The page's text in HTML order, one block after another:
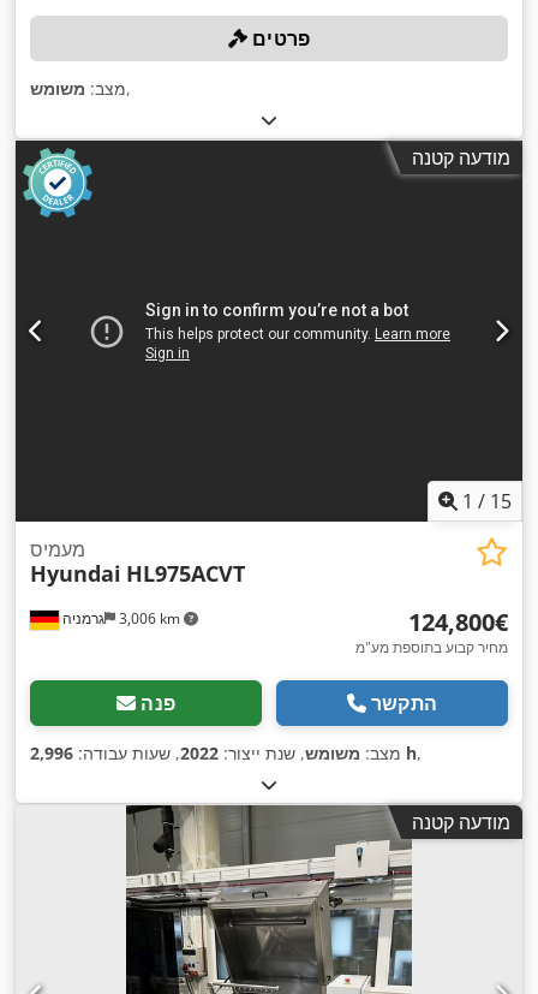
פרטים
מצב: משומש ,
מודעה קטנה
1 / 15
גרמניה 3,006 km
מעמיס
Hyundai HL975ACVT
‏124,800 ‏€
מחיר קבוע בתוספת מע"מ
פנה התקשר
מצב: משומש, שנת ייצור: 2022, שעות עבודה: 2,996 h,
מודעה קטנה